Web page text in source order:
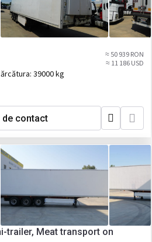
≈ 50 939 RON
≈ 11 186 USD
39000 kg
de contact
trailer, Meat transport on